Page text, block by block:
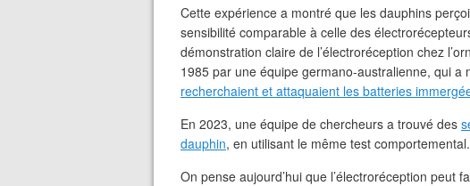
Cette expérience a montré que les dauphins
sensibilité comparable à celle des
démonstration claire de l’électroréception chez
1985 par une équipe germano-australienne, qui a
recherchaient et attaquaient les batteries
En 2023, une équipe de chercheurs a trouvé des
dauphin, en utilisant le même test comportemental.
On pense aujourd’hui que l’électroréception peut